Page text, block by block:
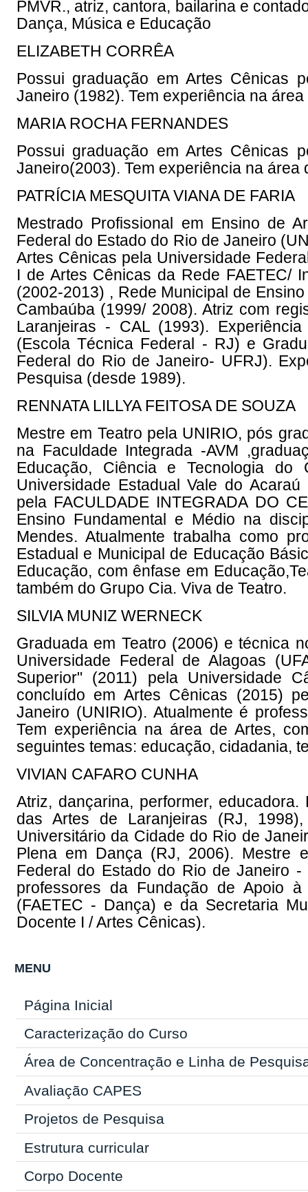
PMVR., atriz, cantora, bailarina e
Dança, Música e Educação
ELIZABETH CORRÊA
Possui graduação em Artes Cênicas
Janeiro (1982). Tem experiência na
MARIA ROCHA FERNANDES
Possui graduação em Artes Cênicas
Janeiro(2003). Tem experiência na área
PATRÍCIA MESQUITA VIANA DE FARIA
Mestrado Profissional em Ensino de
Federal do Estado do Rio de Janeiro
Artes Cênicas pela Universidade
I de Artes Cênicas da Rede FAETEC/
(2002-2013) , Rede Municipal de
Cambaúba (1999/ 2008). Atriz com
Laranjeiras - CAL (1993).
(Escola Técnica Federal - RJ) e
Federal do Rio de Janeiro- UFRJ).
Pesquisa (desde 1989).
RENNATA LILLYA FEITOSA DE SOUZA
Mestre em Teatro pela UNIRIO, pós
na Faculdade Integrada -AVM
Educação, Ciência e Tecnologia do
Universidade Estadual Vale do
pela FACULDADE INTEGRADA DO
Ensino Fundamental e Médio na
Mendes. Atualmente trabalha como
Estadual e Municipal de Educação
Educação, com ênfase em
também do Grupo Cia. Viva de Teatro.
SILVIA MUNIZ WERNECK
Graduada em Teatro (2006) e técnica
Universidade Federal de Alagoas
Superior" (2011) pela Universidade
concluído em Artes Cênicas (2015)
Janeiro (UNIRIO). Atualmente é
Tem experiência na área de Artes,
seguintes temas: educação, cidadania,
VIVIAN CAFARO CUNHA
Atriz, dançarina, performer,
das Artes de Laranjeiras (RJ,
Universitário da Cidade do Rio de
Plena em Dança (RJ, 2006). Mestre
Federal do Estado do Rio de Janeiro
professores da Fundação de Apoio
(FAETEC - Dança) e da Secretaria
Docente I / Artes Cênicas).
MENU
Página Inicial
Caracterização do Curso
Área de Concentração e Linha de
Avaliação CAPES
Projetos de Pesquisa
Estrutura curricular
Corpo Docente